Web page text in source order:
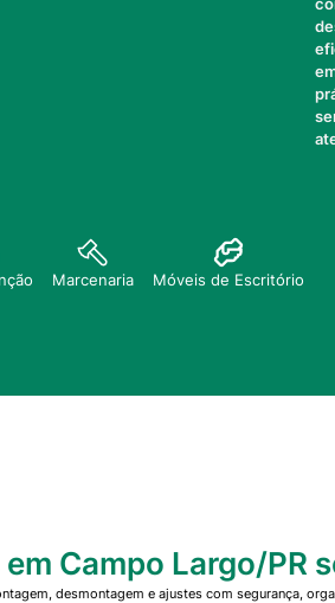
Marcenaria Móveis de Escritório
Campo Largo/PR
desmontagem e ajustes com segurança,